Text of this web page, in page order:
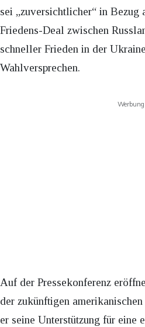
sei „zuversichtlicher“ in Bezug
Friedens-Deal zwischen
schneller Frieden in der
Wahlversprechen.
Werbung
Auf der Pressekonferenz
der zukünftigen
er seine Unterstützung für eine